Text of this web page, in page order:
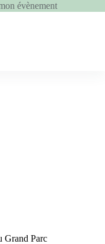
évènement
Grand Parc